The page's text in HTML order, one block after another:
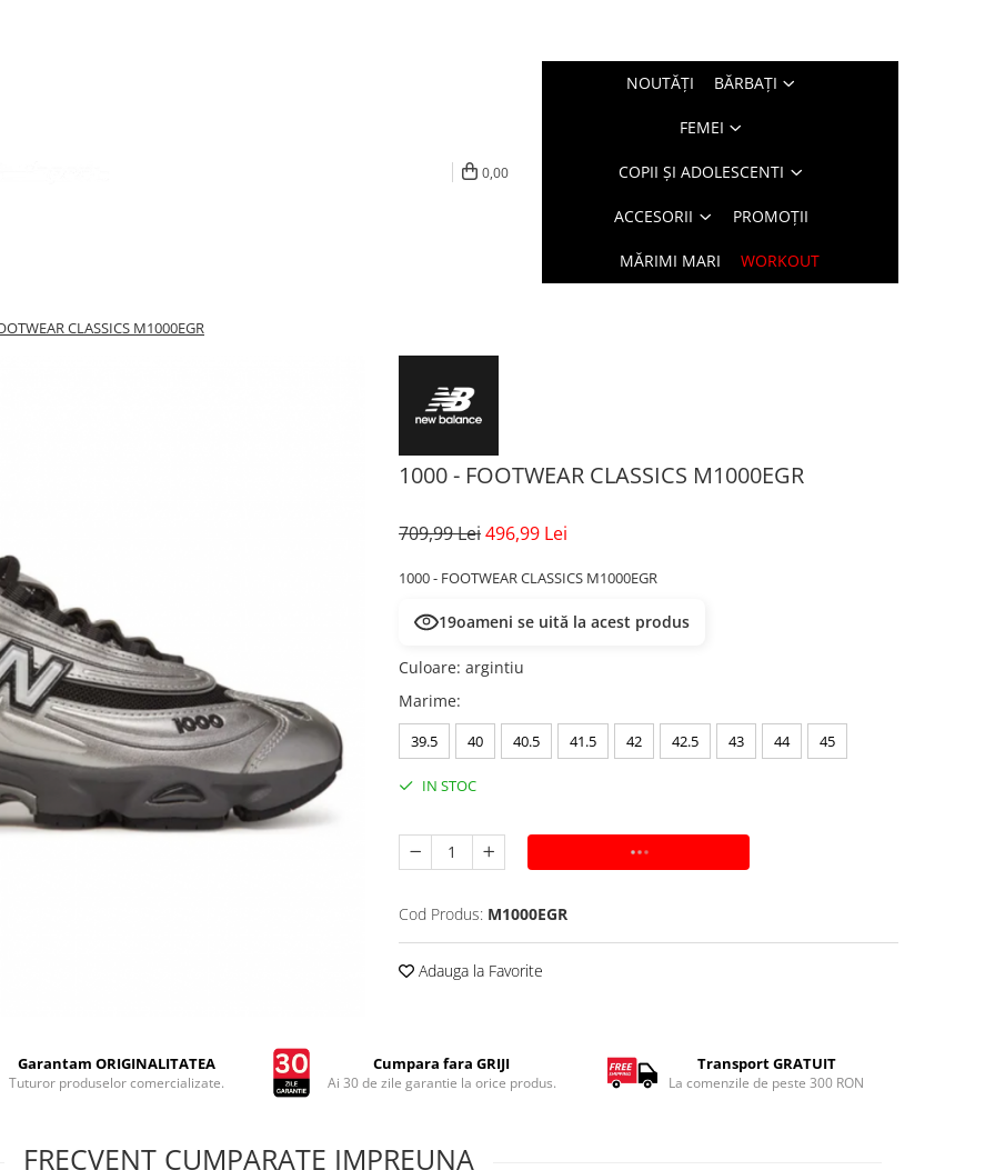
0,00
NOUTĂŢI BĂRBAŢI
FEMEI
COPII ȘI ADOLESCENTI
ACCESORII PROMOȚII
MĂRIMI MARI WORKOUT
CLASSICS M1000EGR
1000 - FOOTWEAR CLASSICS M1000EGR
709,99 Lei496,99 Lei
1000 - FOOTWEAR CLASSICS M1000EGR
19oameni se uită la acest produs
Culoare: argintiu
Marime:
39.5 40 40.5 41.5 42 42.5 43 44 45
IN STOC
ADAUGA IN COS
Cod Produs: M1000EGR
Adauga la Favorite
Garantam ORIGINALITATEA
Tuturor produselor comercializate.
Cumpara fara GRIJI
Ai 30 de zile garantie la orice produs.
Transport GRATUIT
La comenzile de peste 300 RON
FRECVENT CUMPARATE IMPREUNA